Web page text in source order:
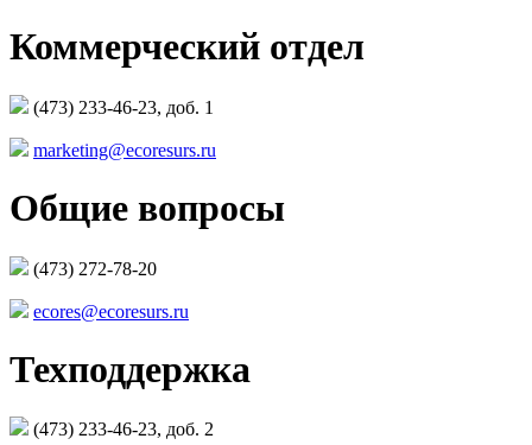
Коммерческий отдел
(473) 233-46-23, доб. 1
marketing@ecoresurs.ru
Общие вопросы
(473) 272-78-20
ecores@ecoresurs.ru
Техподдержка
(473) 233-46-23, доб. 2